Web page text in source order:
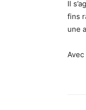
Il
fins
une